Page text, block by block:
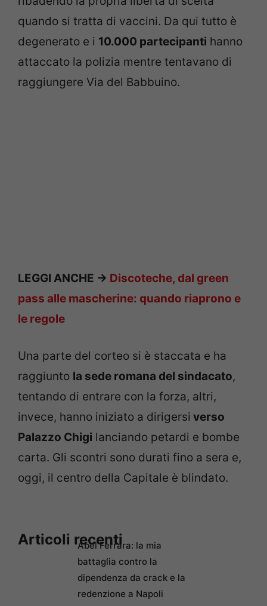
quando si tratta di vaccini. Da qui tutto è
degenerato e i 10.000 partecipanti hanno
attaccato la polizia mentre tentavano di
raggiungere Via del Babbuino.
LEGGI ANCHE -> Discoteche, dal green
pass alle mascherine: quando riaprono e
le regole
Una parte del corteo si è staccata e ha
raggiunto la sede romana del sindacato,
tentando di entrare con la forza, altri,
invece, hanno iniziato a dirigersi verso
Palazzo Chigi lanciando petardi e bombe
carta. Gli scontri sono durati fino a sera e,
oggi, il centro della Capitale è blindato.
Articoli recenti
Abel Ferrara: la mia
battaglia contro la
dipendenza da crack e la
redenzione a Napoli